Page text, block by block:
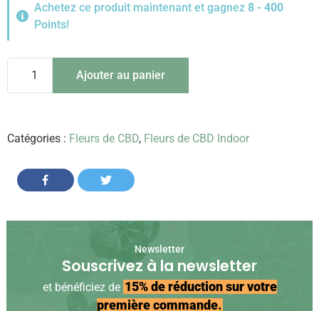
Achetez ce produit maintenant et gagnez 8 - 400
Points!
Rock
Fleurs
CBD
Ajouter au panier
Catégories : Fleurs de CBD, Fleurs de CBD Indoor
Share on FacebookShare on Twitter
Newsletter
Souscrivez à la newsletter
et bénéficiez de 15% de réduction sur votre
première commande.